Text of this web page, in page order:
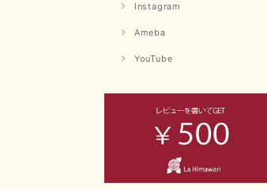
Instagram
Ameba
YouTube